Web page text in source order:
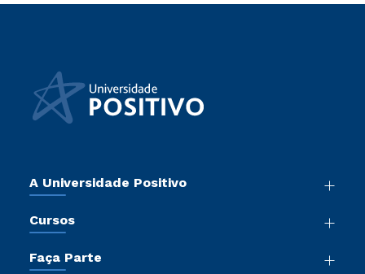
A Universidade Positivo
Sala de Imprensa
Cursos
Pós-Graduação
Faça Parte